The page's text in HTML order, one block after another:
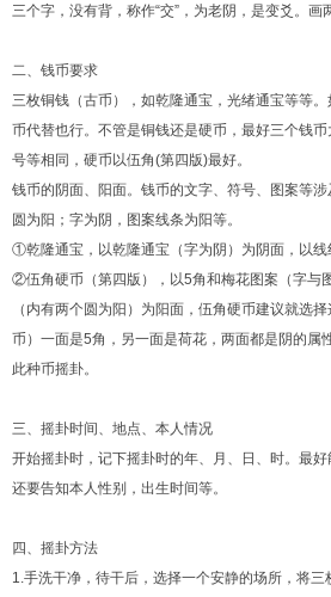
三个字，没有背，称作“交”，为老阴，是变爻。画
二、钱币要求
三枚铜钱（古币），如乾隆通宝，光绪通宝等等
币代替也行。不管是铜钱还是硬币，最好三个钱
号等相同，硬币以伍角(第四版)最好。
钱币的阴面、阳面。钱币的文字、符号、图案等涉
圆为阳；字为阴，图案线条为阳等。
①乾隆通宝，以乾隆通宝（字为阴）为阴面，以线
②伍角硬币（第四版），以5角和梅花图案（字与
（内有两个圆为阳）为阳面，伍角硬币建议就选
币）一面是5角，另一面是荷花，两面都是阴的属
此种币摇卦。
三、摇卦时间、地点、本人情况
开始摇卦时，记下摇卦时的年、月、日、时。最好
还要告知本人性别，出生时间等。
四、摇卦方法
1.手洗干净，待干后，选择一个安静的场所，将